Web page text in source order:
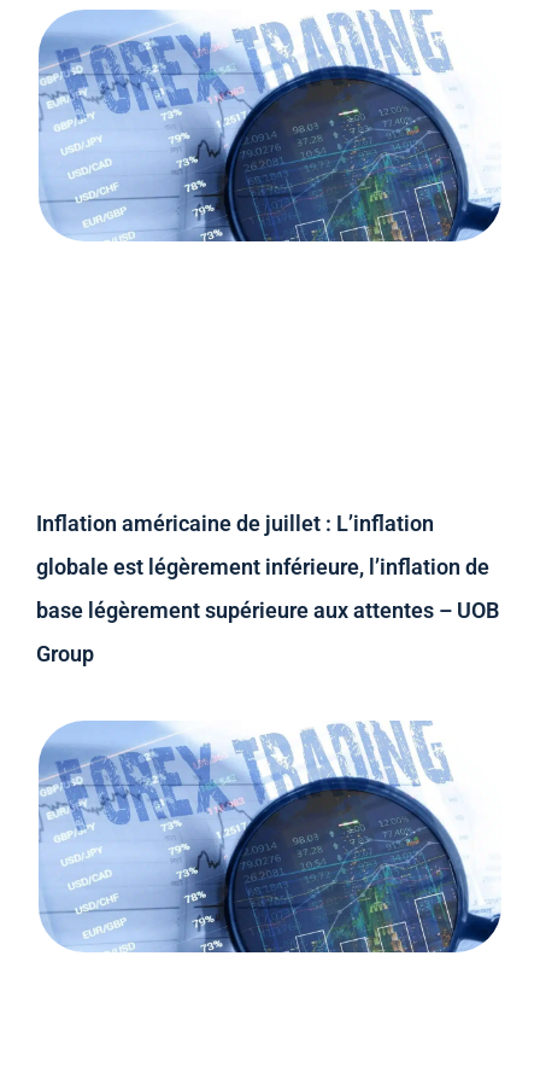
Inflation américaine de juillet : L’inflation
globale est légèrement inférieure, l’inflation de
base légèrement supérieure aux attentes – UOB
Group